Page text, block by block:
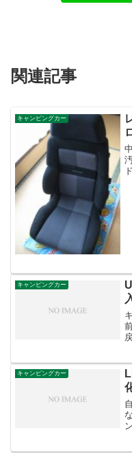
関連記事
キャンピングカー
キャンピングカー
キャンピングカー